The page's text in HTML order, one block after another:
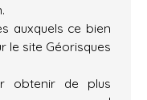
auxquels ce bien
le site Géorisques
obtenir de plus